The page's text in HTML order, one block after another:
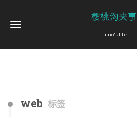
樱桃沟夹事
Timo's life
web 标签